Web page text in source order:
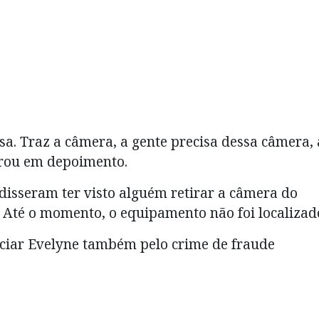
Traz a câmera, a gente precisa dessa câmera,
em depoimento.
ter visto alguém retirar a câmera do
o momento, o equipamento não foi
Evelyne também pelo crime de fraude